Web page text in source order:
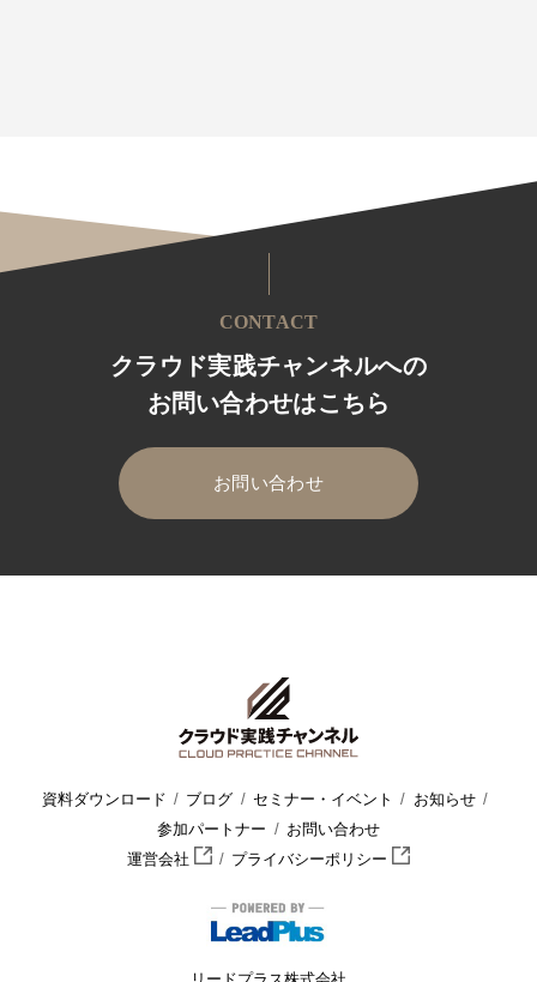
CONTACT
クラウド実践チャンネルへの
お問い合わせはこちら
お問い合わせ
資料ダウンロード ブログ セミナー・イベント
お知らせ
参加パートナー
お問い合わせ
運営会社
プライバシーポリシー